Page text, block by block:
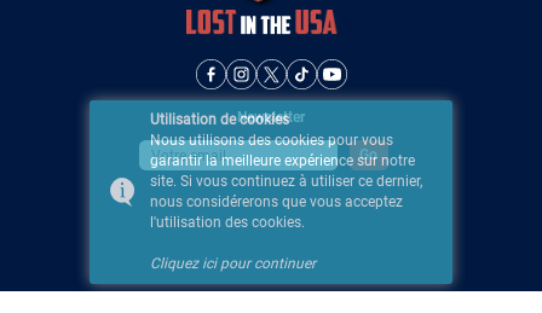
Newsletter
Utilisation de cookies
Nous utilisons des cookies pour vous
garantir la meilleure expérience sur notre
site. Si vous continuez à utiliser ce dernier,
nous considérerons que vous acceptez
l'utilisation des cookies.
Cliquez ici pour continuer